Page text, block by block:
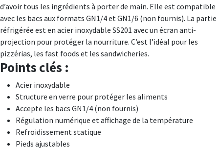
d’avoir tous les ingrédients à porter de main. Elle est compatible
avec les bacs aux formats GN1/4 et GN1/6 (non fournis). La partie
réfrigérée est en acier inoxydable SS201 avec un écran anti-
projection pour protéger la nourriture. C’est l’idéal pour les
pizzérias, les fast foods et les sandwicheries.
Points clés :
Acier inoxydable
Structure en verre pour protéger les aliments
Accepte les bacs GN1/4 (non fournis)
Régulation numérique et affichage de la température
Refroidissement statique
Pieds ajustables